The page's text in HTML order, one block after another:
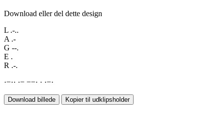
Download eller del dette design
L .-..
A .-
G --.
E .
R .-.
·−·· ·− −−· · ·−·
Download billede Kopier til udklipsholder